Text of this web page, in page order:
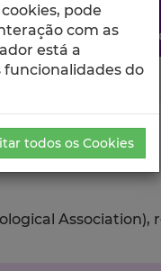
Association),
pode
com as
está a
funcionalidades do
todos os Cookies